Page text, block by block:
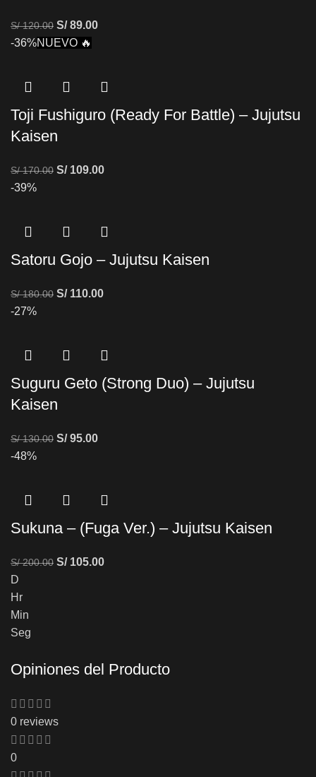
S/120.00 S/89.00
-36%NUEVO 🔥
Toji Fushiguro (Ready For Battle) – Jujutsu
Kaisen
S/170.00 S/109.00
-39%
Satoru Gojo – Jujutsu Kaisen
S/180.00 S/110.00
-27%
Suguru Geto (Strong Duo) – Jujutsu
Kaisen
S/130.00 S/95.00
-48%
Sukuna – (Fuga Ver.) – Jujutsu Kaisen
S/200.00 S/105.00
D
Hr
Min
Seg
Opiniones del Producto
0 reviews
0